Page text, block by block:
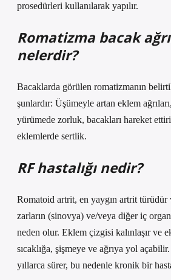
prosedürleri kullanılarak yapılır.
Romatizma bacak
nelerdir?
Bacaklarda görülen romatizmanın
şunlardır: Üşümeyle artan eklem
yürümede zorluk, bacakları hareket
eklemlerde sertlik.
RF hastalığı nedir?
Romatoid artrit, en yaygın artrit türüdür
zarların (sinovya) ve/veya diğer iç
neden olur. Eklem çizgisi kalınlaşır ve
sıcaklığa, şişmeye ve ağrıya yol
yıllarca sürer, bu nedenle kronik bir